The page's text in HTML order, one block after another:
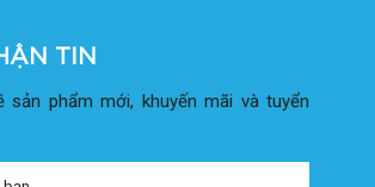
TIN
sản phẩm mới, khuyến mãi và tuyển